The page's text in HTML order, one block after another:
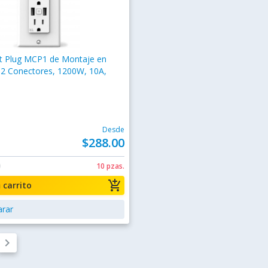
Plug MCP1 de Montaje en
Conectores, 1200W, 10A,
Desde
$288.00
10 pzas.
add_shopping_cart
carrito
keyboard_arrow_right